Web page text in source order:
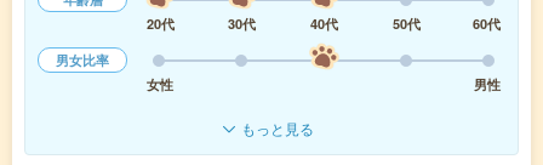
20代
30代 40代 50代
60代
男女比率
女性
男性
もっと見る